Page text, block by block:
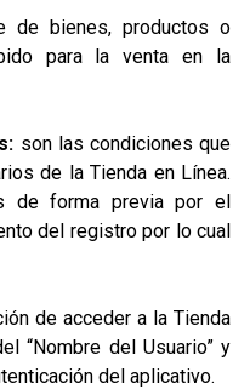
de bienes, productos o
para la venta en la
son las condiciones que
de la Tienda en Línea.
de forma previa por el
del registro por lo cual
de acceder a la Tienda
“Nombre del Usuario” y
del aplicativo.